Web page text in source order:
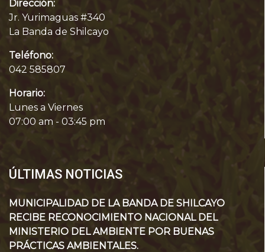
Dirección:
Jr. Yurimaguas #340
La Banda de Shilcayo
Teléfono:
042 585807
Horario:
Lunes a Viernes
07:00 am - 03:45 pm
ÚLTIMAS NOTICIAS
MUNICIPALIDAD DE LA BANDA DE SHILCAYO
RECIBE RECONOCIMIENTO NACIONAL DEL
MINISTERIO DEL AMBIENTE POR BUENAS
PRÁCTICAS AMBIENTALES.